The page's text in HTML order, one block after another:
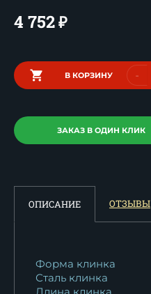
4 752₽
В КОРЗИНУ -
ЗАКАЗ В ОДИН КЛИК
ОПИСАНИЕ ОТЗЫВЫ
Форма клинка
Сталь клинка